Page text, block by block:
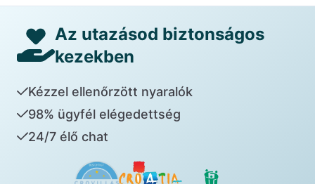
Az utazásod biztonságos
kezekben
Kézzel ellenőrzött nyaralók
98% ügyfél elégedettség
24/7 élő chat